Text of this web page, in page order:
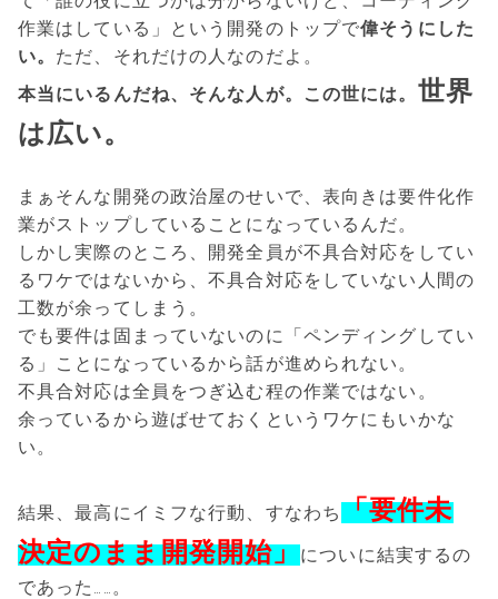
作業はしている」という開発のトップで偉そうにした
い。 ただ、それだけの人なのだよ。
本当にいるんだね、そんな人が。この世には。 世界
は広い。
まぁそんな開発の政治屋のせいで、表向きは要件化作
業がストップしていることになっているんだ。
しかし実際のところ、開発全員が不具合対応をしてい
るワケではないから、不具合対応をしていない人間の
工数が余ってしまう。
でも要件は固まっていないのに「ペンディングしてい
る」ことになっているから話が進められない。
不具合対応は全員をつぎ込む程の作業ではない。
余っているから遊ばせておくというワケにもいかな
い。
結果、最高にイミフな行動、すなわち「要件未
決定のまま開発開始」についに結実するの
であった……。